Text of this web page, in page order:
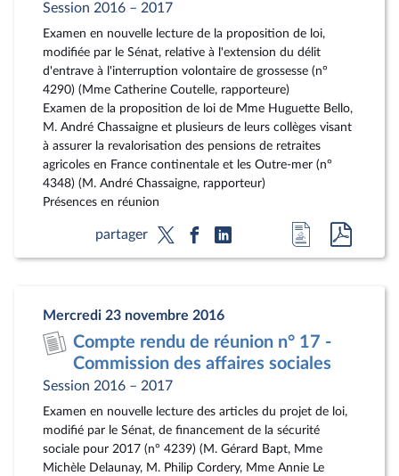
Session 2016 – 2017
Examen en nouvelle lecture de la proposition de loi,
modifiée par le Sénat, relative à l'extension du délit
d'entrave à l'interruption volontaire de grossesse (n°
4290) (Mme Catherine Coutelle, rapporteure)
Examen de la proposition de loi de Mme Huguette Bello,
M. André Chassaigne et plusieurs de leurs collèges visant
à assurer la revalorisation des pensions de retraites
agricoles en France continentale et les Outre-mer (n°
4348) (M. André Chassaigne, rapporteur)
Présences en réunion
partager
Accéder
à
document
au
pdf
Mercredi 23 novembre 2016
Compte rendu de réunion n° 17 -
Commission des affaires sociales
Session 2016 – 2017
Examen en nouvelle lecture des articles du projet de loi,
modifié par le Sénat, de financement de la sécurité
sociale pour 2017 (n° 4239) (M. Gérard Bapt, Mme
Michèle Delaunay, M. Philip Cordery, Mme Annie Le